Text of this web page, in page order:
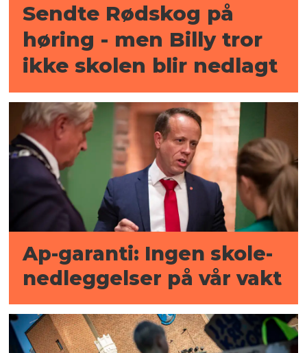
Sendte Rødskog på
høring - men Billy tror
ikke skolen blir nedlagt
Ap-garanti: Ingen skole-
nedleggelser på vår vakt